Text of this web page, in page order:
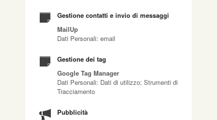
Gestione contatti e invio di messaggi
MailUp
Dati Personali: email
Gestione dei tag
Google Tag Manager
Dati Personali: Dati di utilizzo; Strumenti di
Tracciamento
Pubblicità